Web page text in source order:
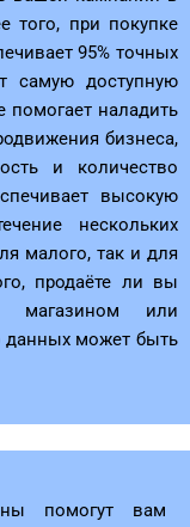
того, при покупке
95% точных
самую доступную
помогает наладить
бизнеса,
и количество
высокую
нескольких
малого, так и для
продаёте ли вы
магазином или
данных может быть
помогут вам